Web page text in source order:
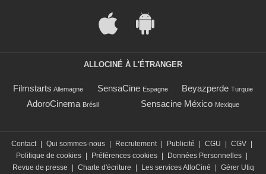
ALLOCINÉ À L'ÉTRANGER
Filmstarts Allemagne SensaCine Espagne Beyazperde Turquie
AdoroCinema Brésil Sensacine México Mexique
Contact Qui sommes-nous Recrutement Publicité CGU CGV
Politique de cookies
Préférences cookies Données Personnelles
Revue de presse
Charte d'écriture Les services AlloCiné Gérer Utiq